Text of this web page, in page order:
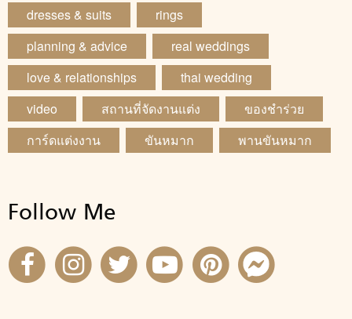
dresses & suits
rings
planning & advice
real weddings
love & relationships
thai wedding
video
สถานที่จัดงานแต่ง
ของชำร่วย
การ์ดแต่งงาน
ขันหมาก พานขันหมาก
Follow Me